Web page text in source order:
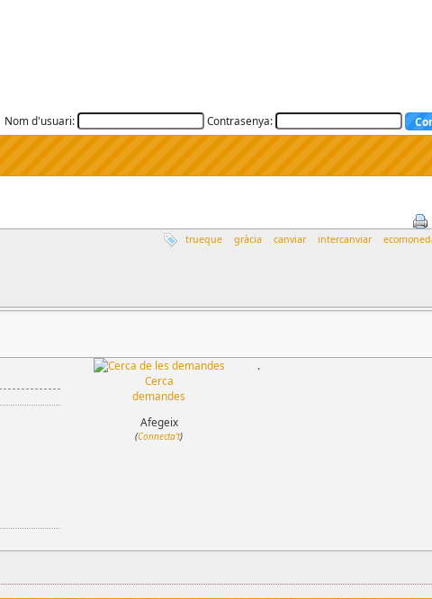
Nom d'usuari: Contrasenya:
trueque gràcia canviar intercanviar
Cerca
demandes
Afegeix
(Connecta't)
.